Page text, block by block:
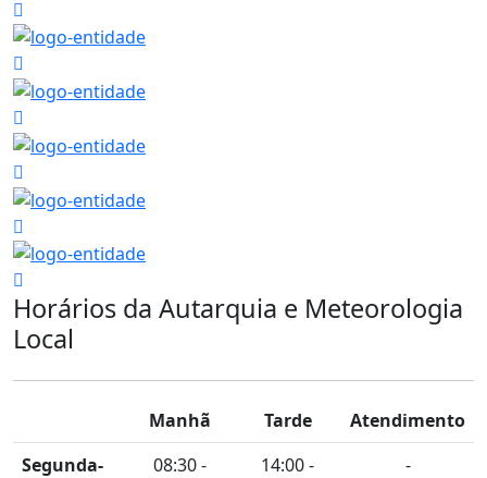
Horários da Autarquia e Meteorologia
Local
Manhã Tarde
Atendimento
Segunda-
08:30 - 14:00 - -